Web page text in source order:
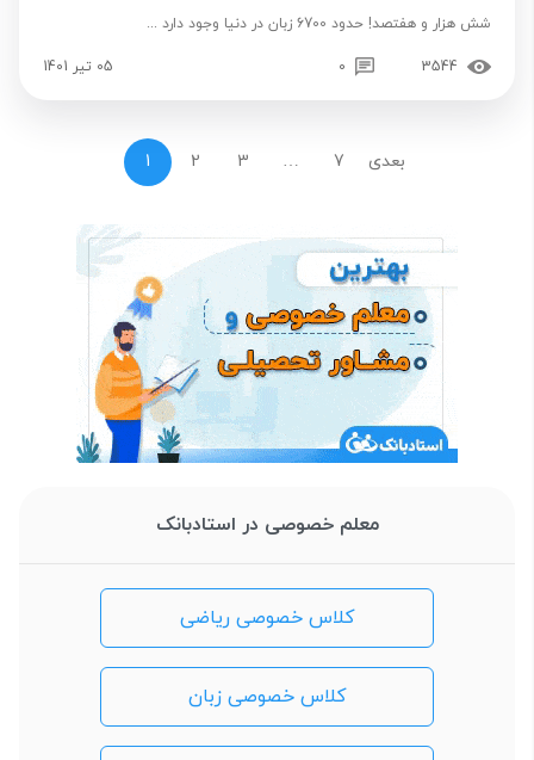
شش هزار و هفتصد! حدود 6700 زبان در دنیا وجود دارد ...
3544
0 05 تیر 1401
1 2 3 … 7 بعدی
معلم خصوصی در استادبانک
کلاس خصوصی ریاضی
کلاس خصوصی زبان